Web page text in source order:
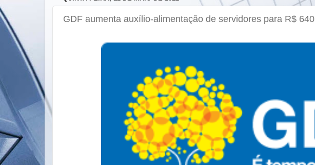
GDF aumenta auxílio-alimentação de servidores para R$ 640